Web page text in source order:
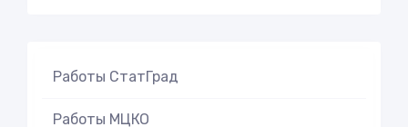
Работы СтатГрад
Работы МЦКО